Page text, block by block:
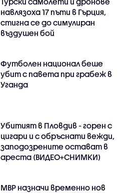
навлязоха 17 пъти в Гърция,
стигна се до симулиран
въздушен бой
Футболен национал беше
убит с павета при грабеж в
Уганда
Убитият в Пловдив - горен с
цигари и с обръснати вежди,
заподозрените остават в
ареста (ВИДЕО+СНИМКИ)
МВР назначи временно нов